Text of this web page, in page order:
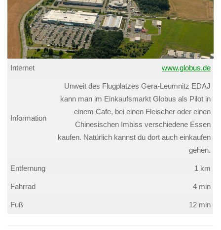
Internet www.globus.de
Information
Unweit des Flugplatzes Gera-Leumnitz EDAJ
kann man im Einkaufsmarkt Globus als Pilot in
einem Cafe, bei einen Fleischer oder einen
Chinesischen Imbiss verschiedene Essen
kaufen. Natürlich kannst du dort auch einkaufen
gehen.
Entfernung 1 km
Fahrrad 4 min
Fuß 12 min